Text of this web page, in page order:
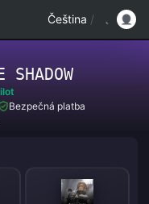
Čeština /
SHADOW
Bezpečná platba